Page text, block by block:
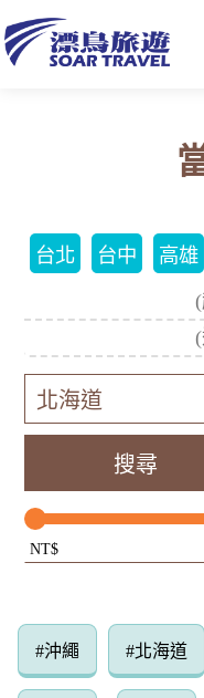
台北 台中 高雄
NT$
#沖繩 #北海道